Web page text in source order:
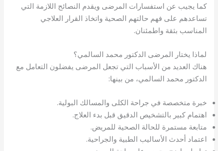
كما يجيب عن استفسارات المرضى ويقدم النصائح اللازمة التي
تساعدهم على فهم حالتهم الصحية واتخاذ القرار العلاجي
المناسب بثقة واطمئنان.
لماذا يختار المرضى الدكتور محمد السالمي؟
هناك العديد من الأسباب التي تجعل المرضى يفضلون التعامل مع
الدكتور محمد السالمي، من بينها:
خبرة متخصصة في جراحة الكلى والمسالك البولية.
اهتمام كبير بالتشخيص الدقيق قبل بدء العلاج.
متابعة مستمرة للحالة الصحية للمريض.
اعتماد أحدث الأساليب الطبية والجراحية.